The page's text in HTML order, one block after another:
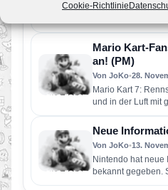
Cookie-Richtlinie
Am 15. Mai war es
diesem…
Mario Kart-
an! (PM)
Von JoKo•28.
Mario Kart 7:
und in der Luft mit
Retro-Strecken…
Neue
Von JoKo•13.
Nintendo hat neue
bekannt gegeben.
Tracks